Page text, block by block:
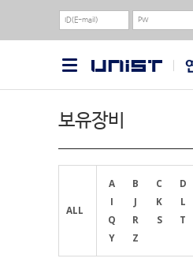
보유장비
ALL
A B C D
I
J K L
Q
R S T
Y
Z